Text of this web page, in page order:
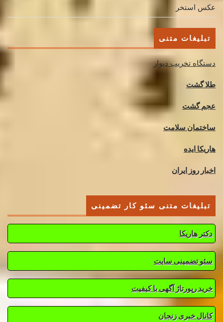
عکس استخر
تبلیغات متنی
دستگاه تخریب دیوار
طلا گشت
عجم گشت
ساختمان سلامت
هاریکا ایده
اخبار روز ایران
تبلیغات متنی سئو کار تضمینی
دکتر هاریکا
سئو تضمینی سایت
خرید رپورتاژ آگهی با کیفیت
کانال خبری زنجان